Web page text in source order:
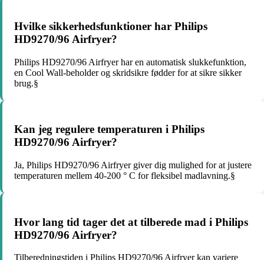
Hvilke sikkerhedsfunktioner har Philips
HD9270/96 Airfryer?
Philips HD9270/96 Airfryer har en automatisk slukkefunktion,
en Cool Wall-beholder og skridsikre fødder for at sikre sikker
brug.§
Kan jeg regulere temperaturen i Philips
HD9270/96 Airfryer?
Ja, Philips HD9270/96 Airfryer giver dig mulighed for at justere
temperaturen mellem 40-200 ° C for fleksibel madlavning.§
Hvor lang tid tager det at tilberede mad i Philips
HD9270/96 Airfryer?
Tilberedningstiden i Philips HD9270/96 Airfryer kan variere